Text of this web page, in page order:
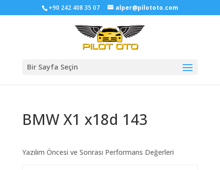
+90 242 408 35 07 alper@pilototo.com
Bir Sayfa Seçin
BMW X1 x18d 143
Yazılım Öncesi ve Sonrası Performans Değerleri